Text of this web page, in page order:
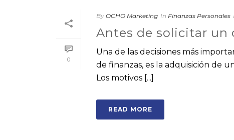
0
By OCHO Marketing In Finanzas Personales
Antes de solicitar un
Una de las decisiones más
de finanzas, es la adquisición de
Los motivos [...]
READ MORE